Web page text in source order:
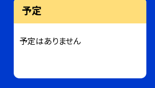
予定
予定はありません